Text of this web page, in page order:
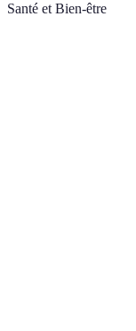
Santé et Bien-être